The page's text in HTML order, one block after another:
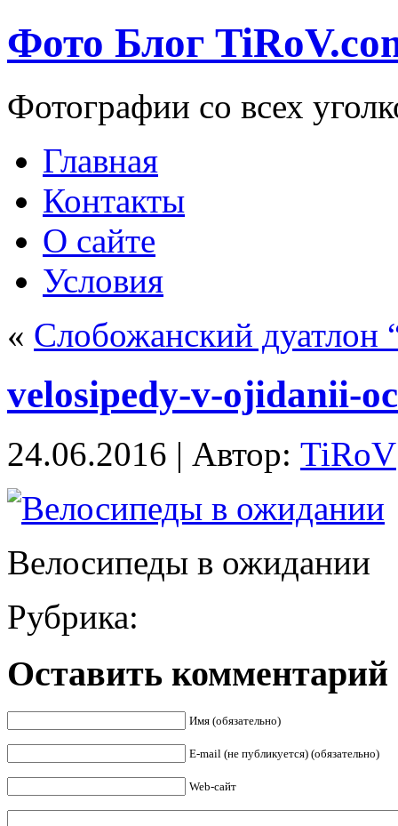
Фото Блог
Фотографии со всех
Главная
Контакты
О сайте
Условия
« Слобожанский дуатлон
velosipedy-v-ojidanii-
24.06.2016 | Автор: TiRoV
Велосипеды в ожидании
Рубрика:
Оставить комментарий
Имя (обязательно)
E-mail (не публикуется) (обязательно)
Web-сайт